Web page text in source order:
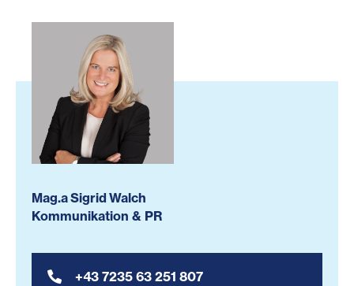
Mag.a Sigrid Walch
Kommunikation & PR
+43 7235 63 251 807